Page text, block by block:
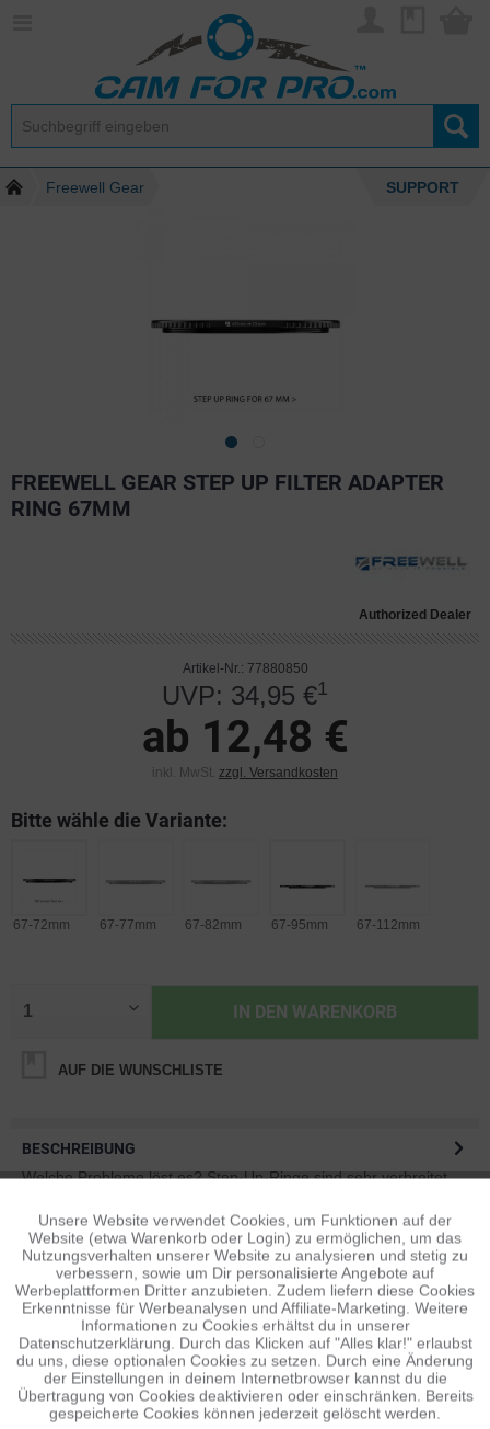
Freewell Gear SUPPORT
FREEWELL GEAR STEP UP FILTER ADAPTER
RING 67MM
Authorized Dealer
Artikel-Nr.: 77880850
UVP: 34,95 €1
ab 12,48 €
inkl. MwSt. zzgl. Versandkosten
Bitte wähle die Variante:
67-72mm 67-77mm 67-82mm 67-95mm 67-112mm
IN DEN WARENKORB
AUF DIE WUNSCHLISTE
BESCHREIBUNG
Welche Probleme löst es? Step-Up-Ringe sind sehr verbreitet,
BEWERTUNGEN
0
Bewertungen lesen, schreiben und diskutieren...mehr
ÄHNLICHE ARTIKEL
Diese Artikel sind dem Produkt ähnlich ... mehr
Funktionale Aktiv
Tracking Inaktiv
Personalisierung Inaktiv
Service Inaktiv
Unsere Website verwendet Cookies, um Funktionen auf der
Website (etwa Warenkorb oder Login) zu ermöglichen, um das
Nutzungsverhalten unserer Website zu analysieren und stetig zu
verbessern, sowie um Dir personalisierte Angebote auf
Werbeplattformen Dritter anzubieten. Zudem liefern diese Cookies
Erkenntnisse für Werbeanalysen und Affiliate-Marketing. Weitere
Informationen zu Cookies erhältst du in unserer
Datenschutzerklärung. Durch das Klicken auf "Alles klar!" erlaubst
du uns, diese optionalen Cookies zu setzen. Durch eine Änderung
der Einstellungen in deinem Internetbrowser kannst du die
Übertragung von Cookies deaktivieren oder einschränken. Bereits
gespeicherte Cookies können jederzeit gelöscht werden.